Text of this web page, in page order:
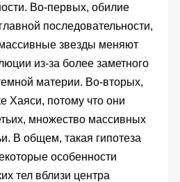
Во-первых, обилие
последовательности,
звезды меняют
из-за более заметного
материи. Во-вторых,
Хаяси, потому что они
множество массивных
В общем, такая гипотеза
особенности
тел вблизи центра